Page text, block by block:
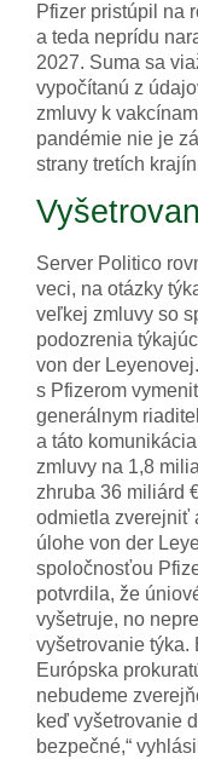
Pfizer pristúpil na
a teda neprídu
2027. Suma sa
vypočítanú z
zmluvy k
pandémie nie je
strany tretích
Server Politico
veci, na otázky
veľkej zmluvy so
podozrenia
von der
s Pfizerom
generálnym
a táto
zmluvy na 1,8
zhruba 36 miliárd
odmietla zverejniť
úlohe von der
spoločnosťou
potvrdila, že
vyšetruje, no
vyšetrovanie týka.
Európska
nebudeme
keď vyšetrovanie
bezpečné,“